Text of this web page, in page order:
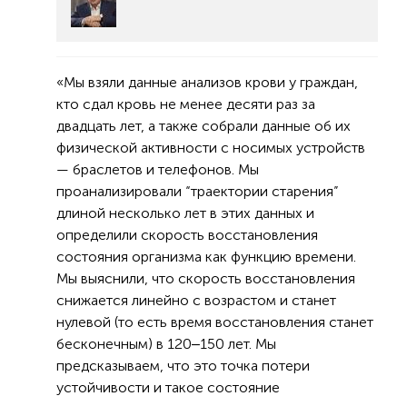
«Мы взяли данные анализов крови у граждан,
кто сдал кровь не менее десяти раз за
двадцать лет, а также собрали данные об их
физической активности с носимых устройств
— браслетов и телефонов. Мы
проанализировали “траектории старения”
длиной несколько лет в этих данных и
определили скорость восстановления
состояния организма как функцию времени.
Мы выяснили, что скорость восстановления
снижается линейно с возрастом и станет
нулевой (то есть время восстановления станет
бесконечным) в 120‒150 лет. Мы
предсказываем, что это точка потери
устойчивости и такое состояние